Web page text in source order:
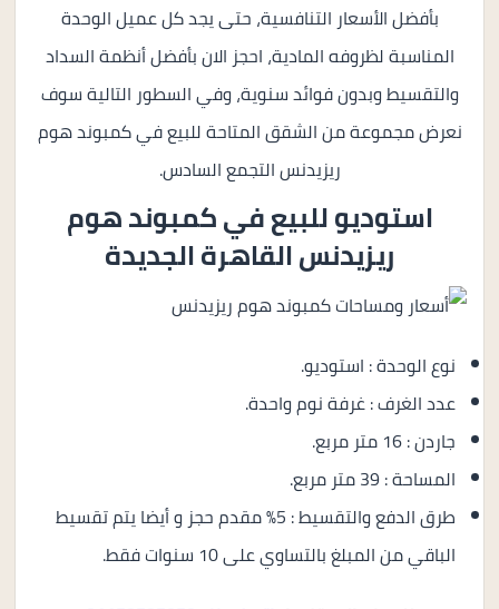
بأفضل الأسعار التنافسية، حتى يجد كل عميل الوحدة
المناسبة لظروفه المادية، احجز الان بأفضل أنظمة السداد
والتقسيط وبدون فوائد سنوية، وفي السطور التالية سوف
نعرض مجموعة من الشقق المتاحة للبيع في كمبوند هوم
ريزيدنس التجمع السادس.
استوديو للبيع فيكمبوند هوم
ريزيدنس القاهرة الجديدة
نوع الوحدة : استوديو.
عدد الغرف : غرفة نوم واحدة.
جاردن : 16 متر مربع.
المساحة : 39 متر مربع.
طرق الدفع والتقسيط : 5% مقدم حجز و أيضا يتم تقسيط
الباقي من المبلغ بالتساوي على 10 سنوات فقط.